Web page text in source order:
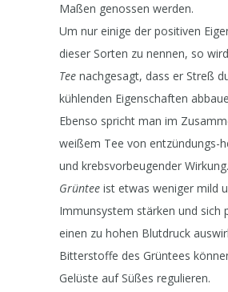
Maßen genossen werden.
Um nur einige der positiven
dieser Sorten zu nennen, so
Tee nachgesagt, dass er Streß
kühlenden Eigenschaften
Ebenso spricht man im
weißem Tee von entzündungs-
und krebsvorbeugender Wirkung.
Grüntee ist etwas weniger mild
Immunsystem stärken und sich
einen zu hohen Blutdruck
Bitterstoffe des Grüntees
Gelüste auf Süßes regulieren.